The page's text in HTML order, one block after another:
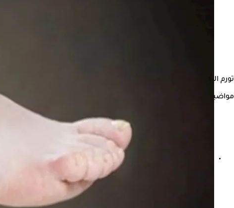
تورم القدم اليمنى المفاجئ أو المؤلم هى حالة شائعة بين العديد من
مواضيع ذات صلة